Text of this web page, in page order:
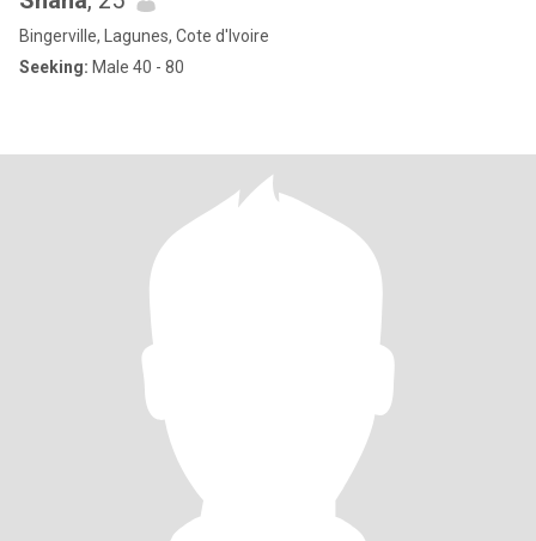
Bingerville, Lagunes, Cote d'Ivoire
Seeking: Male 40 - 80